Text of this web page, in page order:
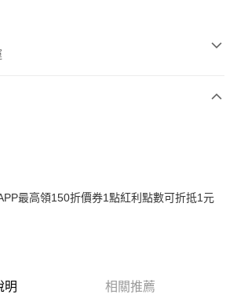
最高領150折價券1點紅利點數可折抵1元
明 相關推薦